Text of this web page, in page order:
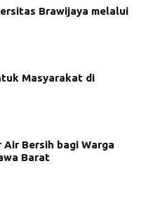
Brawijaya melalui
Masyarakat di
Bersih bagi Warga
Barat